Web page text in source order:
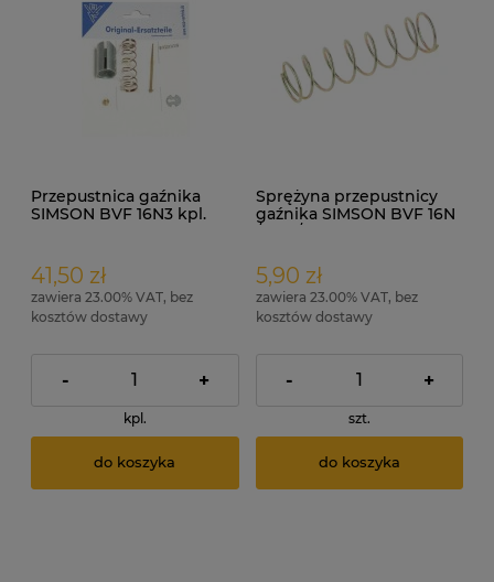
Przepustnica gaźnika
SIMSON BVF 16N3 kpl.
41,50 zł
zawiera 23.00% VAT, bez
kosztów dostawy
- +
kpl.
do koszyka
Sprężyna przepustnicy
gaźnika SIMSON BVF 16N
5,90 zł
zawiera 23.00% VAT, bez
kosztów dostawy
- +
szt.
do koszyka